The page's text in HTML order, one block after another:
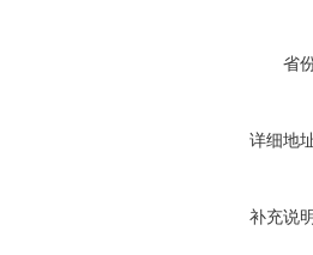
省
详细地
补充说